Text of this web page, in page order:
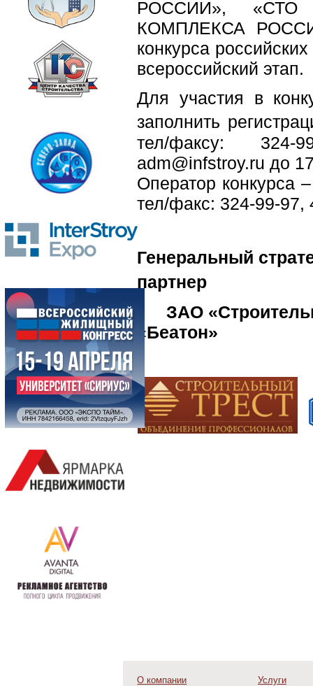
РОССИИ», «СТО
КОМПЛЕКСА
конкурса
всероссийский этап.
Для участия в
заполнить
тел/факсу: 324-
adm@infstroy.ru до
Оператор конкурса
тел/факс: 324-99-97,
Генеральный
партнер
ЗАО
О компании
Услуги